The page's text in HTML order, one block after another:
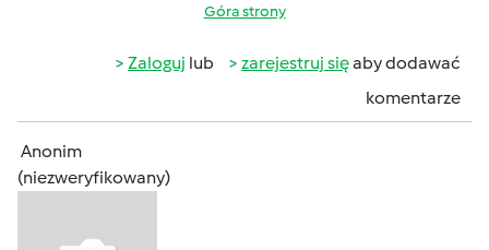
Góra strony
Zaloguj lub zarejestruj sięaby dodawać
komentarze
Anonim
(niezweryfikowany)